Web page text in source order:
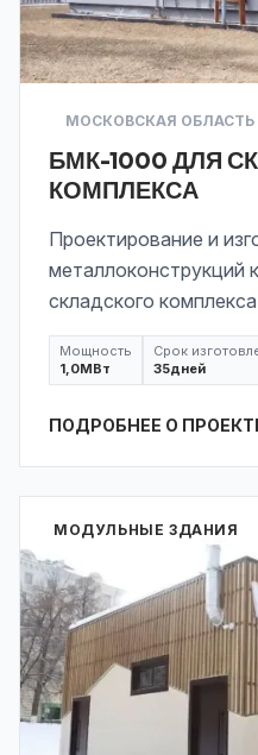
МОСКОВСКАЯ ОБЛАСТЬ
БМК-1000 ДЛЯ
КОМПЛЕКСА
Проектирование и
металлоконструкций
складского
Мощность
1,0МВт
Срок
35дней
ПОДРОБНЕЕ О
МОДУЛЬНЫЕ ЗДАНИЯ